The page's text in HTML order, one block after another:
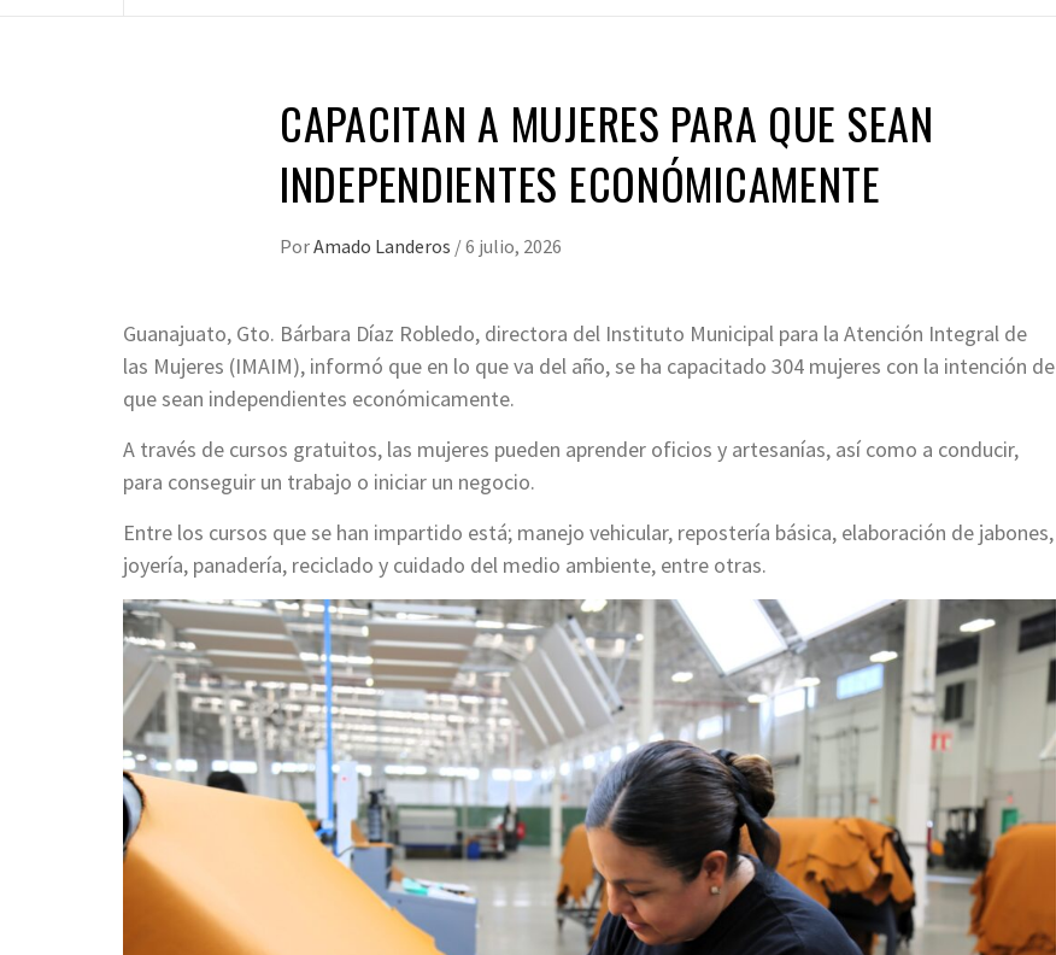
CAPACITAN A MUJERES PARA QUE SEAN
INDEPENDIENTES ECONÓMICAMENTE
PorAmado Landeros /6 julio, 2026
Guanajuato, Gto. Bárbara Díaz Robledo, directora del Instituto Municipal para la Atención Integral de
las Mujeres (IMAIM), informó que en lo que va del año, se ha capacitado 304 mujeres con la intención de
que sean independientes económicamente.
A través de cursos gratuitos, las mujeres pueden aprender oficios y artesanías, así como a conducir,
para conseguir un trabajo o iniciar un negocio.
Entre los cursos que se han impartido está; manejo vehicular, repostería básica, elaboración de jabones,
joyería, panadería, reciclado y cuidado del medio ambiente, entre otras.